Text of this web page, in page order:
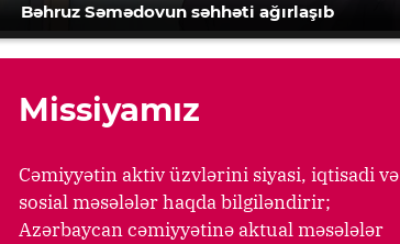
Bəhruz Səmədovun səhhəti ağırlaşıb
Missiyamız
Cəmiyyətin aktiv üzvlərini siyasi, iqtisadi və
sosial məsələlər haqda bilgiləndirir;
Azərbaycan cəmiyyətinə aktual məsələlər